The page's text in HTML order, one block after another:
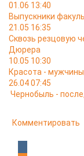
01.06 13:40
Выпускники
21.05 16:35
Сквозь резцовую
Дюрера
10.05 10:30
Красота -
26.04 07:45
Чернобыль -
Комментировать